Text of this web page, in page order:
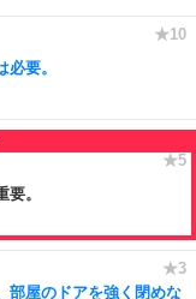
要。
。
部屋のドアを強く閉めな